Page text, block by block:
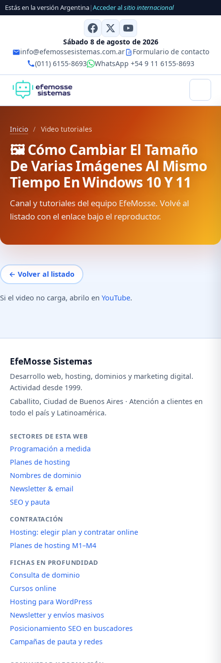
Estás en la versión Argentina|Acceder alsitio internacional
Sábado 8 de agosto de 2026
info@efemossesistemas.com.ar
Formulario de contacto
(011) 6155-8693
WhatsApp +54 9 11 6155-8693
Inicio / Video tutoriales
🖼️ Cómo Cambiar El Tamaño
De Varias Imágenes Al Mismo
Tiempo En Windows 10 Y 11
Canal y tutoriales del equipo EfeMosse. Volvé al
listado con el enlace bajo el reproductor.
← Volver al listado
Si el video no carga, abrilo en YouTube.
EfeMosse Sistemas
Desarrollo web, hosting, dominios y marketing digital.
Actividad desde 1999.
Caballito, Ciudad de Buenos Aires · Atención a clientes en
todo el país y Latinoamérica.
SECTORES DE ESTA WEB
Programación a medida
Planes de hosting
Nombres de dominio
Newsletter & email
SEO y pauta
CONTRATACIÓN
Hosting: elegir plan y contratar online
Planes de hosting M1–M4
FICHAS EN PROFUNDIDAD
Consulta de dominio
Cursos online
Hosting para WordPress
Newsletter y envíos masivos
Posicionamiento SEO en buscadores
Campañas de pauta y redes